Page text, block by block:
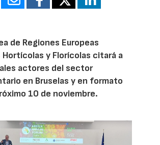
de Regiones Europeas
Hortícolas y Florícolas citará a
actores del sector
en Bruselas y en formato
10 de noviembre.